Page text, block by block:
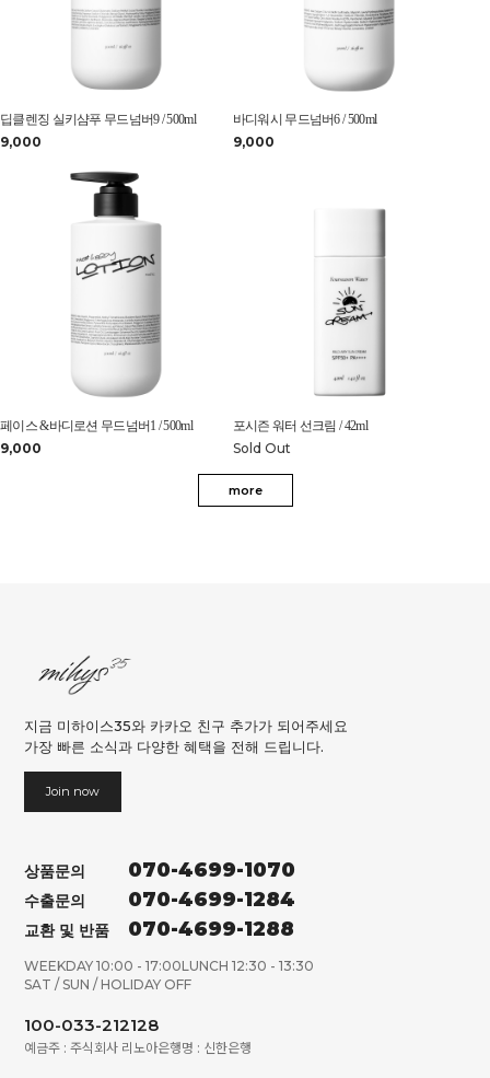
딥클렌징 실키샴푸 무드넘버9 / 500ml
9,000
바디워시 무드넘버6 / 500ml
9,000
페이스 &바디로션 무드넘버1 / 500ml
9,000
포시즌 워터 선크림 / 42ml
Sold Out
more
지금 미하이스35와 카카오 친구 추가가 되어주세요
가장 빠른 소식과 다양한 혜택을 전해 드립니다.
Join now
상품문의 070-4699-1070
수출문의 070-4699-1284
교환 및 반품 070-4699-1288
WEEKDAY 10:00 - 17:00LUNCH 12:30 - 13:30
SAT / SUN / HOLIDAY OFF
100-033-212128
예금주 : 주식회사 리노아은행명 : 신한은행